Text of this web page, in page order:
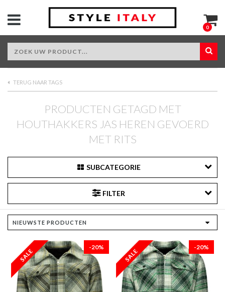
0
TERUG NAAR TAGS
PRODUCTEN GETAGD MET
HOUTHAKKERS JAS HEREN GEVOERD
MET RITS
SUBCATEGORIE
FILTER
-20% -20%